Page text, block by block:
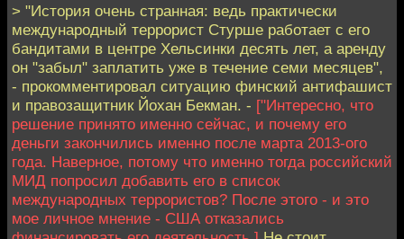
> "История очень странная: ведь практически
международный террорист Стурше работает с его
бандитами в центре Хельсинки десять лет, а аренду
он "забыл" заплатить уже в течение семи месяцев",
- прокомментировал ситуацию финский антифашист
и правозащитник Йохан Бекман. - ["Интересно, что
решение принято именно сейчас, и почему его
деньги закончились именно после марта 2013-ого
года. Наверное, потому что именно тогда российский
МИД попросил добавить его в список
международных террористов? После этого - и это
мое личное мнение - США отказались